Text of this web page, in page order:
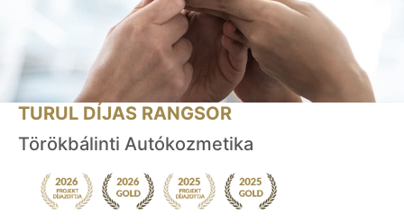
TURUL DÍJAS RANGSOR
Törökbálinti Autókozmetika